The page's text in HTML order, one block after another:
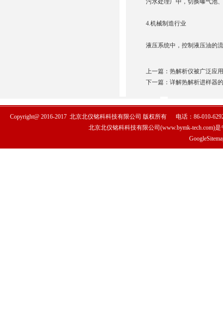
污水处理厂中，切换曝气池
4.机械制造行业
液压系统中，控制液压油的
上一篇： 热解析仪被广泛应
下一篇： 详解热解析进样器
Copyright@ 2016-2017 北京北仪铭科科技有限公司 版权所有 电话：86-010-
北京北仪铭科科技有限公司(www.bymk-tech.com)是